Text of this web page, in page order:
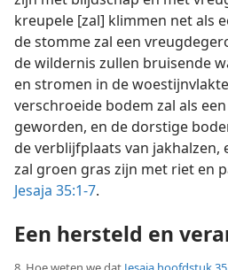
kreupele [zal] klimmen net als
de stomme zal een
de wildernis zullen bruisende
en stromen in de
verschroeide bodem zal als
geworden, en de dorstige
de verblijfplaats van jakhalzen,
zal groen gras zijn met riet en
Jesaja 35:1-7.
Een hersteld en